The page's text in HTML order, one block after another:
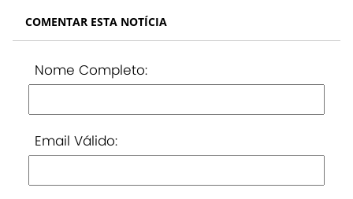
COMENTAR ESTA NOTÍCIA
Nome Completo:
Email Válido: